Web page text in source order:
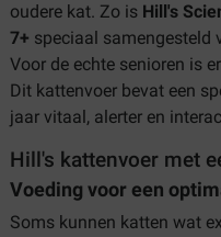
oudere kat. Zo is Hill's
7+ speciaal samengesteld
Voor de echte senioren is er
Dit kattenvoer bevat een
jaar vitaal, alerter en
Hill's kattenvoer met
Voeding voor een
Soms kunnen katten wat